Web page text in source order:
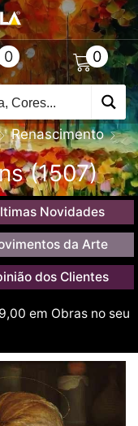
0 0
Renascimento
(1507)
Novidades
da Arte
dos Clientes
em Obras no seu